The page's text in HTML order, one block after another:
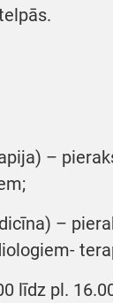
–
–
līdz pl.